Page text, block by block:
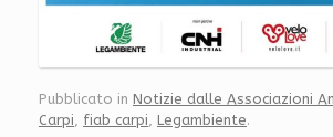
Pubblicato in Notizie dalle Associazioni
Carpi, fiab carpi, Legambiente.